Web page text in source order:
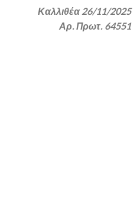
Καλλιθέα 26/11/2025
Αρ. Πρωτ. 64551